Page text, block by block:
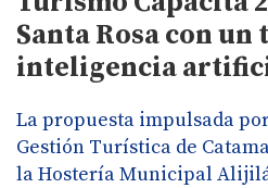
Santa Rosa con
inteligencia
La propuesta impulsada
Gestión Turística de
la Hostería Municipal